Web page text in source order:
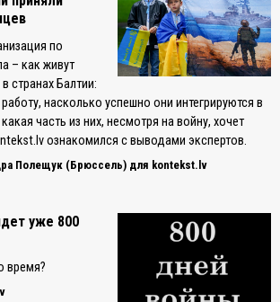
по
– как живут
странах Балтии:
насколько успешно они интегрируются в
часть из них, несмотря на войну, хочет
ознакомился с выводами экспертов.
Полещук (Брюссель) для kontekst.lv
уже 800
время?